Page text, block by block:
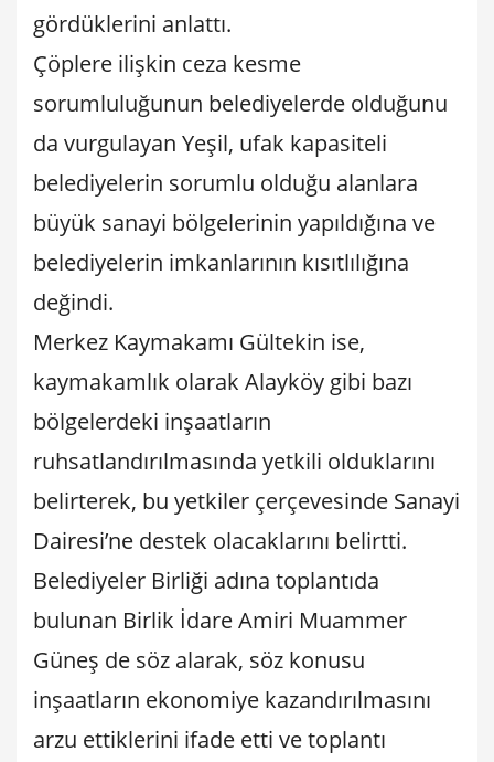
gördüklerini anlattı.
Çöplere ilişkin ceza kesme
sorumluluğunun belediyelerde olduğunu
da vurgulayan Yeşil, ufak kapasiteli
belediyelerin sorumlu olduğu alanlara
büyük sanayi bölgelerinin yapıldığına ve
belediyelerin imkanlarının kısıtlılığına
değindi.
Merkez Kaymakamı Gültekin ise,
kaymakamlık olarak Alayköy gibi bazı
bölgelerdeki inşaatların
ruhsatlandırılmasında yetkili olduklarını
belirterek, bu yetkiler çerçevesinde Sanayi
Dairesi’ne destek olacaklarını belirtti.
Belediyeler Birliği adına toplantıda
bulunan Birlik İdare Amiri Muammer
Güneş de söz alarak, söz konusu
inşaatların ekonomiye kazandırılmasını
arzu ettiklerini ifade etti ve toplantı